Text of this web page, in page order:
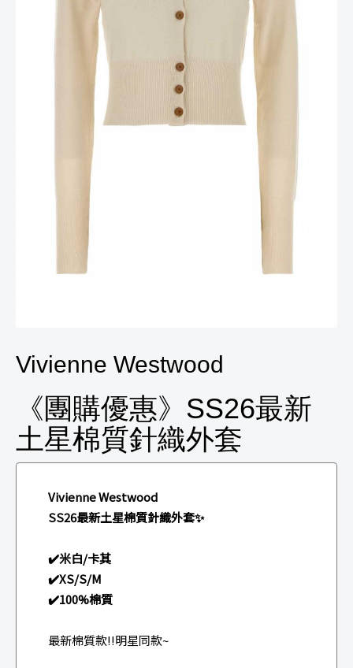
Vivienne Westwood
《團購優惠》SS26最新
土星棉質針織外套
Vivienne Westwood
SS26最新土星棉質針織外套✨
✔️米白/卡其
✔️XS/S/M
✔️100%棉質
最新棉質款!!明星同款~